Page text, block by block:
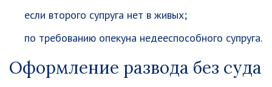
если второго супруга нет в живых;
по требованию опекуна недееспособного супруга.
Оформление развода без суда